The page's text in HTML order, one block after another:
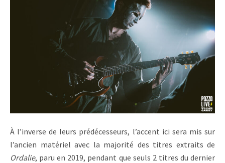
À l’inverse de leurs prédécesseurs, l’accent ici sera mis sur
l’ancien matériel avec la majorité des titres extraits de
Ordalie, paru en 2019, pendant que seuls 2 titres du dernier